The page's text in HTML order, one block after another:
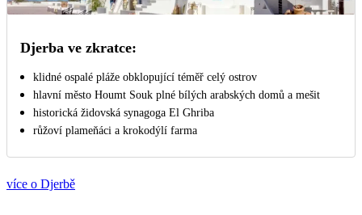
Djerba ve zkratce:
klidné ospalé pláže obklopující téměř celý ostrov
hlavní město Houmt Souk plné bílých arabských domů a mešit
historická židovská synagoga El Ghriba
růžoví plameňáci a krokodýlí farma
více o Djerbě